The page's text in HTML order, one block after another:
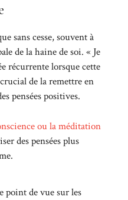
sans cesse, souvent à
de la haine de soi. « Je
récurrente lorsque cette
de la remettre en
pensées positives.
ou la méditation
des pensées plus
point de vue sur les